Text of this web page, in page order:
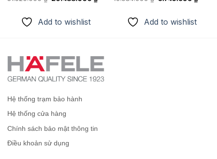
31.520.000 ₫.
hiện
20.488.000 ₫.
Add to wishlist
10.384.000 ₫.
hiện
Add to wishlist
₫.
Hệ thống trạm bảo hành
Hệ thống cửa hàng
Chính sách bảo mật thông tin
Điều khoản sử dụng